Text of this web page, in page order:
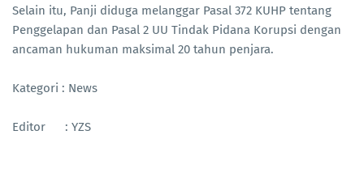
Selain itu, Panji diduga melanggar Pasal 372 KUHP tentang
Penggelapan dan Pasal 2 UU Tindak Pidana Korupsi dengan
ancaman hukuman maksimal 20 tahun penjara.
Kategori : News
Editor : YZS